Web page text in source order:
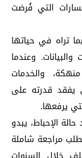
التي فُرضت
تراه في حياتها
وعندما
والخدمات
قدرته على
يرفعها.
الإحباط، يبدو
مراجعة شاملة